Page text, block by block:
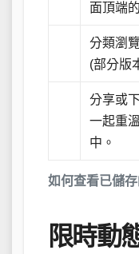
如何查看已儲
面頂端
分類瀏
(部分版
分享或
一起重
中。
限時動